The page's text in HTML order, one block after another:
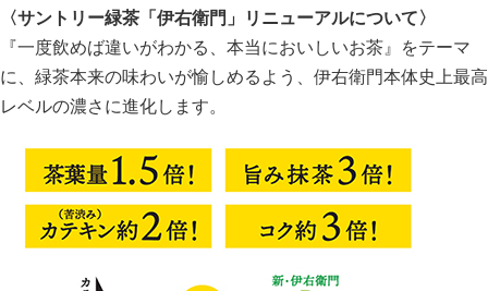
〈サントリー緑茶「伊右衛門」リニューアルについて〉
『一度飲めば違いがわかる、本当においしいお茶』をテーマ
に、緑茶本来の味わいが愉しめるよう、伊右衛門本体史上最高
レベルの濃さに進化します。